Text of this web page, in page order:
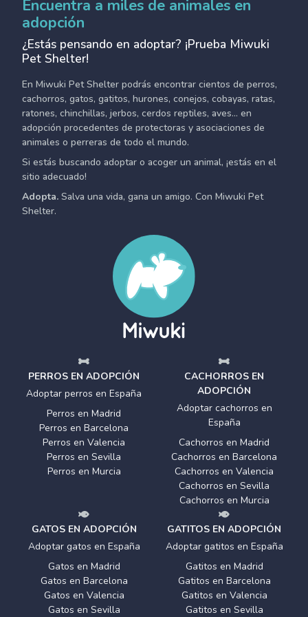
Encuentra a miles de animales en
adopción
¿Estás pensando en adoptar? ¡Prueba Miwuki
Pet Shelter!
En Miwuki Pet Shelter podrás encontrar cientos de perros,
cachorros, gatos, gatitos, hurones, conejos, cobayas, ratas,
ratones, chinchillas, jerbos, cerdos reptiles, aves... en
adopción procedentes de protectoras y asociaciones de
animales o perreras de todo el mundo.
Si estás buscando adoptar o acoger un animal, ¡estás en el
sitio adecuado!
Adopta. Salva una vida, gana un amigo. Con Miwuki Pet
Shelter.
PERROS EN ADOPCIÓN
Adoptar perros en España
Perros en Madrid
Perros en Barcelona
Perros en Valencia
Perros en Sevilla
Perros en Murcia
CACHORROS EN
ADOPCIÓN
Adoptar cachorros en
España
Cachorros en Madrid
Cachorros en Barcelona
Cachorros en Valencia
Cachorros en Sevilla
Cachorros en Murcia
GATOS EN ADOPCIÓN
Adoptar gatos en España
Gatos en Madrid
Gatos en Barcelona
Gatos en Valencia
Gatos en Sevilla
GATITOS EN ADOPCIÓN
Adoptar gatitos en España
Gatitos en Madrid
Gatitos en Barcelona
Gatitos en Valencia
Gatitos en Sevilla